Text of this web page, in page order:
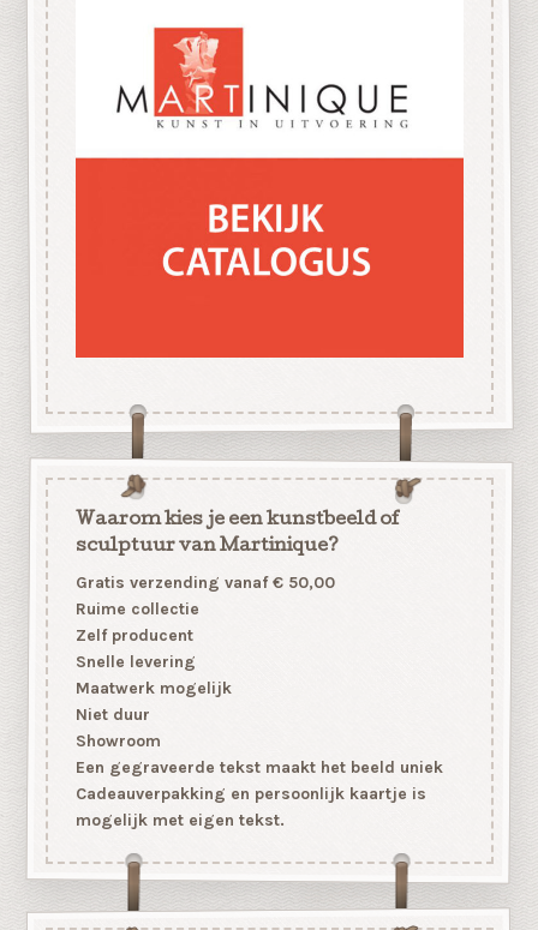
Waarom kies je een kunstbeeld of
sculptuur van Martinique?
Gratis verzending vanaf € 50,00
Ruime collectie
Zelf producent
Snelle levering
Maatwerk mogelijk
Niet duur
Showroom
Een gegraveerde tekst maakt het beeld uniek
Cadeauverpakking en persoonlijk kaartje is
mogelijk met eigen tekst.